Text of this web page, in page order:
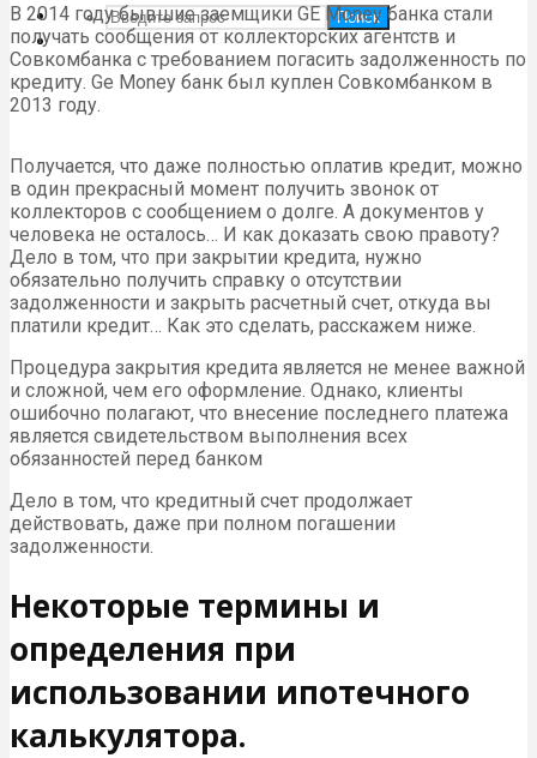
Поиск
В 2014 году бывшие заемщики GE Money банка стали
получать сообщения от коллекторских агентств и
Совкомбанка с требованием погасить задолженность по
кредиту. Ge Money банк был куплен Совкомбанком в
2013 году.
Получается, что даже полностью оплатив кредит, можно
в один прекрасный момент получить звонок от
коллекторов с сообщением о долге. А документов у
человека не осталось… И как доказать свою правоту?
Дело в том, что при закрытии кредита, нужно
обязательно получить справку о отсутствии
задолженности и закрыть расчетный счет, откуда вы
платили кредит… Как это сделать, расскажем ниже.
Процедура закрытия кредита является не менее важной
и сложной, чем его оформление. Однако, клиенты
ошибочно полагают, что внесение последнего платежа
является свидетельством выполнения всех
обязанностей перед банком
Дело в том, что кредитный счет продолжает
действовать, даже при полном погашении
задолженности.
Некоторые термины и
определения при
использовании ипотечного
калькулятора.